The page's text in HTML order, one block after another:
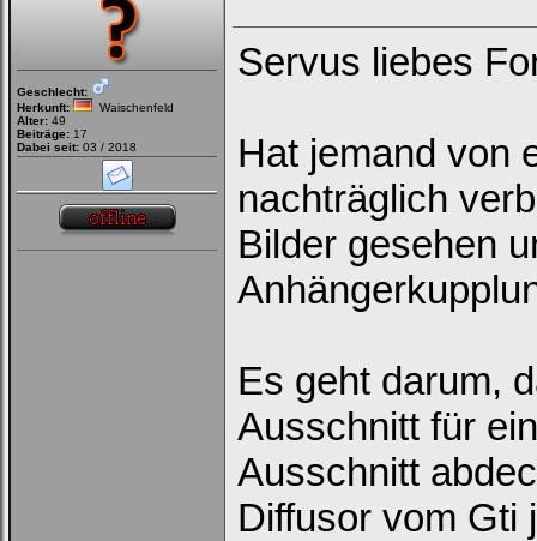
Geschlecht:
Herkunft:
Waischenfeld
Alter: 49
Beiträge: 17
Dabei seit: 03 / 2018
Servus liebes
Hat jemand von
nachträglich
Bilder gesehen
Es geht darum,
Ausschnitt für
Ausschnitt
Diffusor vom Gti